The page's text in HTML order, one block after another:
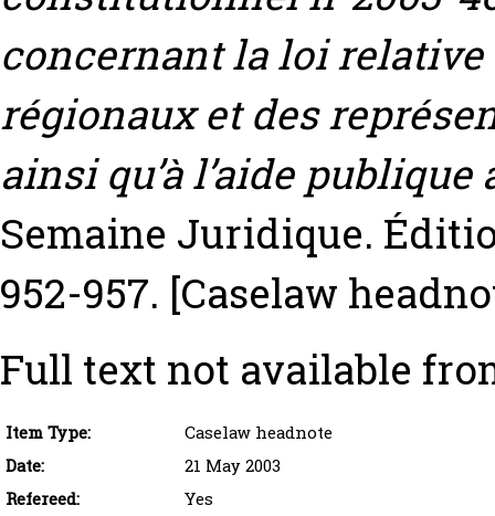
concernant la loi relative
régionaux et des
ainsi qu’à l’aide
Semaine Juridique.
952-957. [Caselaw
Full text not available
Item Type:
Caselaw headnote
Date:
21 May 2003
Refereed:
Yes